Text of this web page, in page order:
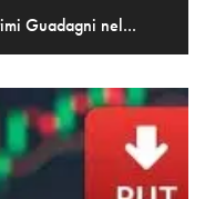
Guadagni nel...